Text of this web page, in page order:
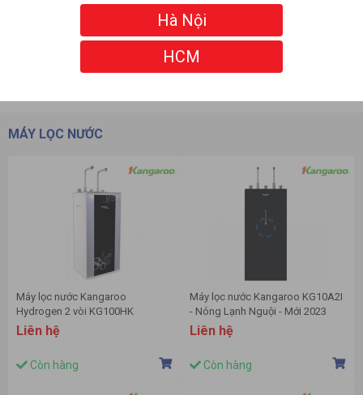
MÁY LỌC NƯỚC
Máy lọc nước Kangaroo
Hydrogen 2 vòi KG100HK
Liên hệ
Còn hàng
Máy lọc nước Kangaroo KG10A2I
- Nóng Lạnh Nguội - Mới 2023
Liên hệ
Còn hàng
Hà Nội
HCM